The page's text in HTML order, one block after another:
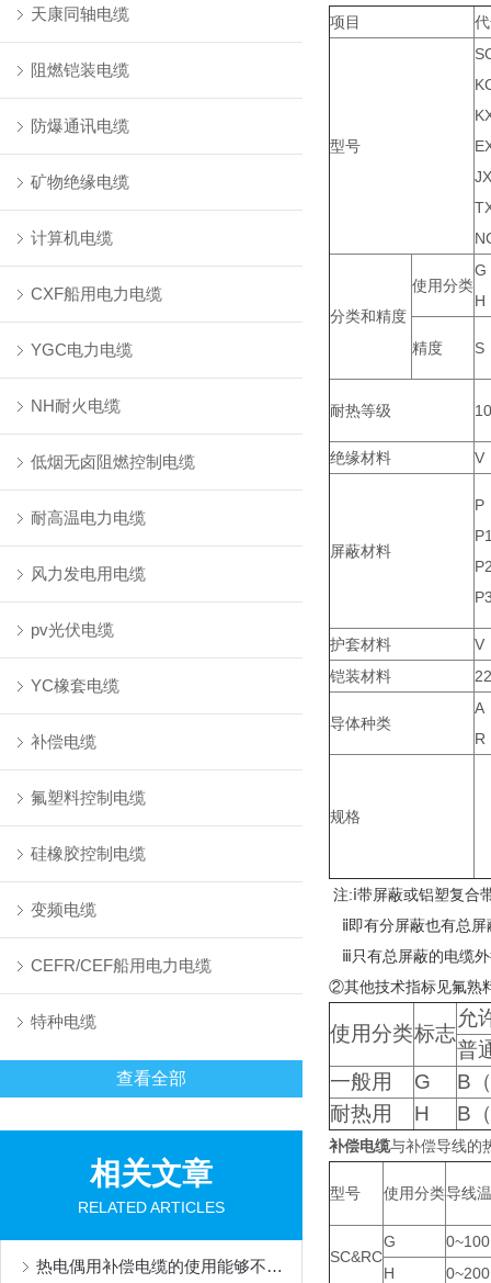
天康同轴电缆
阻燃铠装电缆
防爆通讯电缆
矿物绝缘电缆
计算机电缆
CXF船用电力电缆
YGC电力电缆
NH耐火电缆
低烟无卤阻燃控制电缆
耐高温电力电缆
风力发电用电缆
pv光伏电缆
YC橡套电缆
补偿电缆
氟塑料控制电缆
硅橡胶控制电缆
变频电缆
CEFR/CEF船用电力电缆
特种电缆
查看全部
相关文章
RELATED ARTICLES
热电偶用补偿电缆的使用能够不损失信号质量
项目
型号
JX
分类和精度
使用分类
G
H
精度 S
耐热等级
绝缘材料 V
屏蔽材料
P
护套材料
V
铠装材料
导体种类
A
R
规格
注:ⅰ带屏蔽或铝塑复合
ⅱ即有分屏蔽也有总
ⅲ只有总屏蔽的电缆
②其他技术指标见氟熟
使用分类标志
允
普
一般用
G
B
耐热用
H B
补偿电缆与补偿导线的
型号 使用分类导线
SC&RC
G
0~100
H
0~200